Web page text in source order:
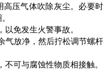
高压气体吹除灰尘。必要时
免发生火警事故。
气放净，然后拧松调节螺杆
可与腐蚀性物质相接触。